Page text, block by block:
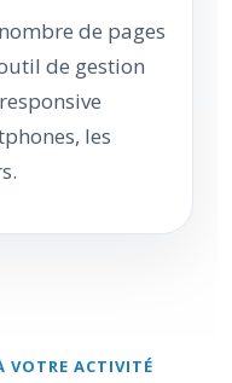
de pages
de gestion
les
VOTRE ACTIVITÉ